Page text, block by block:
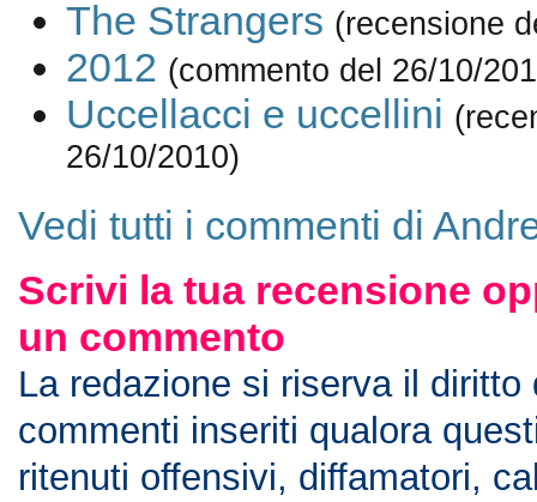
The Strangers (recensione
2012 (commento del 26/10/
Uccellacci e uccellini
26/10/2010)
Vedi tutti i commenti di
Scrivi la tua recensione
un commento
La redazione si riserva il diritto
commenti inseriti qualora
ritenuti offensivi, diffamatori,